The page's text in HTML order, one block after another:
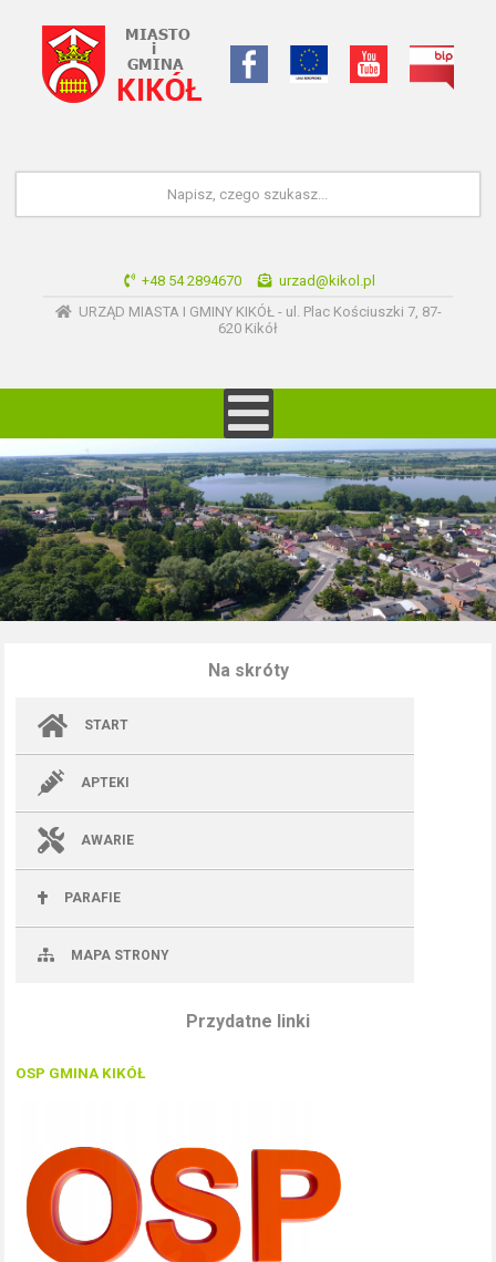
+48 54 2894670
urzad@kikol.pl
URZĄD MIASTA I GMINY KIKÓŁ - ul. Plac Kościuszki 7, 87-
620 Kikół
Na skróty
START
APTEKI
AWARIE
PARAFIE
MAPA STRONY
Przydatne linki
OSP GMINA KIKÓŁ